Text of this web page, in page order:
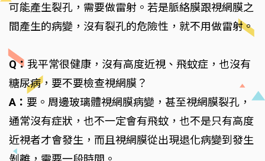
可能產生裂孔，需要做雷射。若是脈絡膜跟視網膜之
間產生的病變，沒有裂孔的危險性，就不用做雷射。
Q： 我平常很健康，沒有高度近視、飛蚊症，也沒有
糖尿病，要不要檢查視網膜？
A： 要。周邊玻璃體視網膜病變，甚至視網膜裂孔，
通常沒有症狀，也不一定會有飛蚊，也不是只有高度
近視者才會發生，而且視網膜從出現退化病變到發生